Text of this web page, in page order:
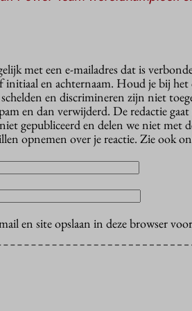
met een e-mailadres dat is
en achternaam. Houd je bij
en discrimineren zijn niet
en dan verwijderd. De redactie
gepubliceerd en delen we niet met
opnemen over je reactie. Zie ook
en site opslaan in deze browser